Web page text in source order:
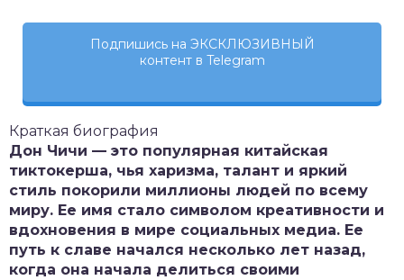
Подпишись на ЭКСКЛЮЗИВНЫЙ
контент в Telegram
Краткая биография
Дон Чичи — это популярная китайская
тиктокерша, чья харизма, талант и яркий
стиль покорили миллионы людей по всему
миру. Ее имя стало символом креативности и
вдохновения в мире социальных медиа. Ее
путь к славе начался несколько лет назад,
когда она начала делиться своими